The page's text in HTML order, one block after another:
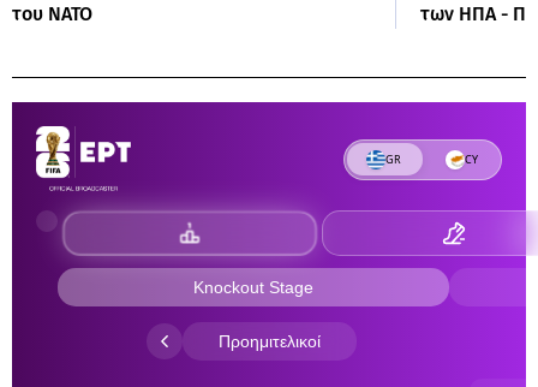
του ΝΑΤΟ
των ΗΠΑ -